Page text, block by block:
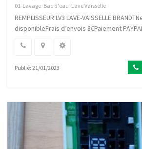
01-Lavage Bac d'eau Lave Vaisselle
REMPLISSEUR LV3 LAVE-VAISSELLE
disponibleFrais d’envois 8€Paiement
Publié: 21/01/2023